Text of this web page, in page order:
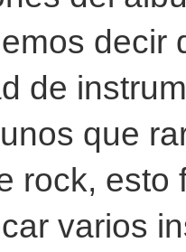
decir
de
que
rock, esto
varios